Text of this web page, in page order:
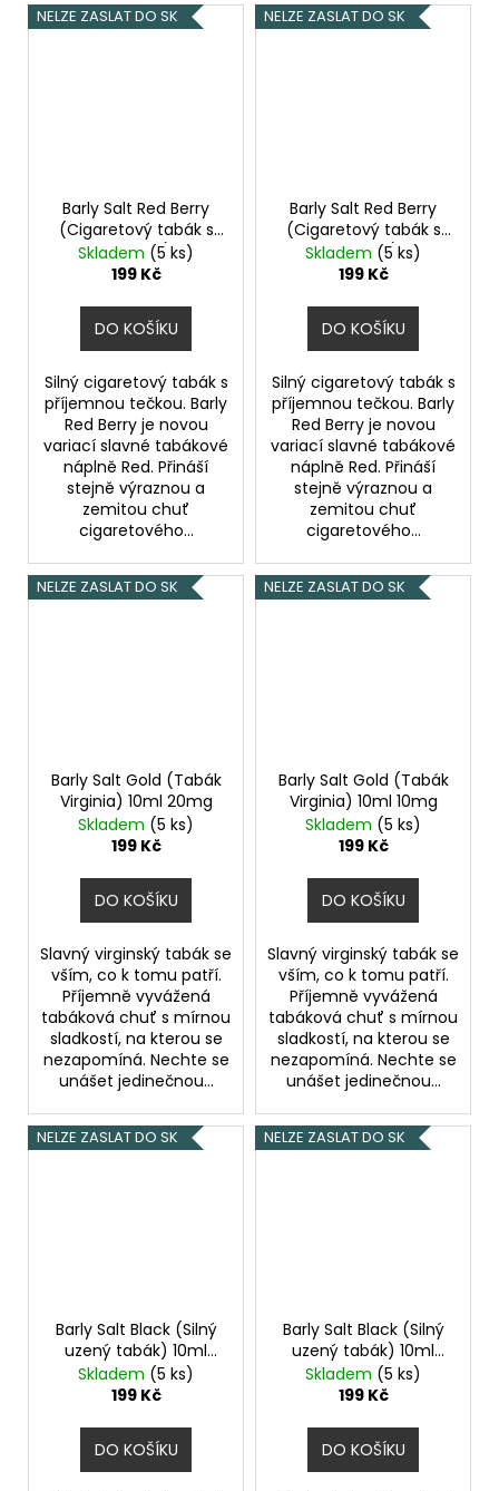
NELZE ZASLAT DO SK
Barly Salt Red Berry
(Cigaretový tabák s
lesními plody) 10ml
20mg
Skladem (5 ks)
199 Kč
DO KOŠÍKU
Silný cigaretový tabák s
příjemnou tečkou. Barly
Red Berry je novou
variací slavné tabákové
náplně Red. Přináší
stejně výraznou a
zemitou chuť
cigaretového...
NELZE ZASLAT DO SK
Barly Salt Red Berry
(Cigaretový tabák s
lesními plody) 10ml
10mg
Skladem (5 ks)
199 Kč
DO KOŠÍKU
Silný cigaretový tabák s
příjemnou tečkou. Barly
Red Berry je novou
variací slavné tabákové
náplně Red. Přináší
stejně výraznou a
zemitou chuť
cigaretového...
NELZE ZASLAT DO SK
Barly Salt Gold (Tabák
Virginia) 10ml 20mg
Skladem (5 ks)
199 Kč
DO KOŠÍKU
Slavný virginský tabák se
vším, co k tomu patří.
Příjemně vyvážená
tabáková chuť s mírnou
sladkostí, na kterou se
nezapomíná. Nechte se
unášet jedinečnou...
NELZE ZASLAT DO SK
Barly Salt Gold (Tabák
Virginia) 10ml 10mg
Skladem (5 ks)
199 Kč
DO KOŠÍKU
Slavný virginský tabák se
vším, co k tomu patří.
Příjemně vyvážená
tabáková chuť s mírnou
sladkostí, na kterou se
nezapomíná. Nechte se
unášet jedinečnou...
NELZE ZASLAT DO SK
Barly Salt Black (Silný
uzený tabák) 10ml
20mg
Skladem (5 ks)
199 Kč
DO KOŠÍKU
NELZE ZASLAT DO SK
Barly Salt Black (Silný
uzený tabák) 10ml
10mg
Skladem (5 ks)
199 Kč
DO KOŠÍKU